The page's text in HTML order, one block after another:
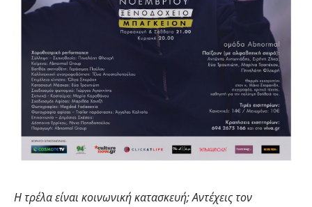
Η τρέλα είναι κοινωνική κατασκευή; Αντέχεις τον